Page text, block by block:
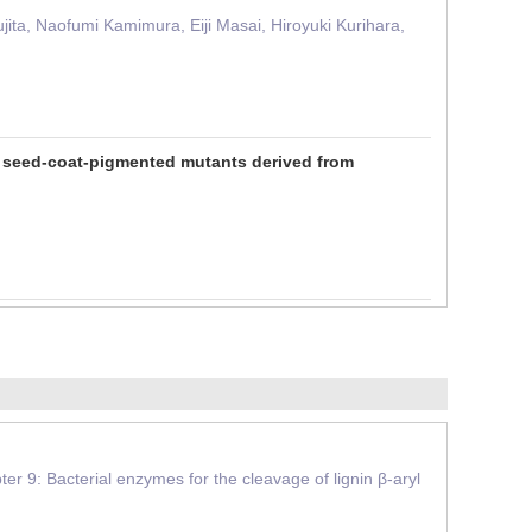
Naofumi Kamimura, Eiji Masai, Hiroyuki Kurihara,
coat-pigmented mutants derived from
9: Bacterial enzymes for the cleavage of lignin β-aryl